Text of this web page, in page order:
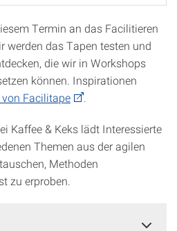
Termin an das Facilitieren
werden das Tapen testen und
die wir in Workshops
können. Inspirationen
Facilitape
Kaffee & Keks lädt Interessierte
Themen aus der agilen
Methoden
zu erproben.